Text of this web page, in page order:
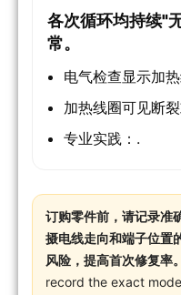
各次循环均持续"
常。
电气检查显示加
加热线圈可见断
专业实践：.
订购零件前，请记录准
摄电线走向和端子位置
风险，提高首次修复率。
record the exact